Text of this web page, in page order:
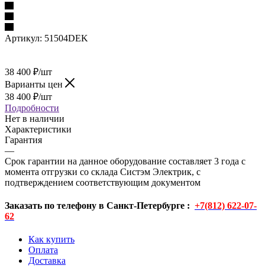
Артикул: 51504DEK
38 400 ₽/шт
Варианты цен
38 400 ₽/шт
Подробности
Нет в наличии
Характеристики
Гарантия
—
Срок гарантии на данное оборудование составляет 3 года с
момента отгрузки со склада Систэм Электрик, с
подтверждением соответствующим документом
Заказать по телефону в Санкт-Петербурге : +7(812) 622-07-
62
Как купить
Оплата
Доставка